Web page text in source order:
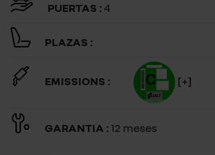
PUERTAS : 4
PLAZAS :
EMISSIONS : [+]
GARANTIA : 12 meses